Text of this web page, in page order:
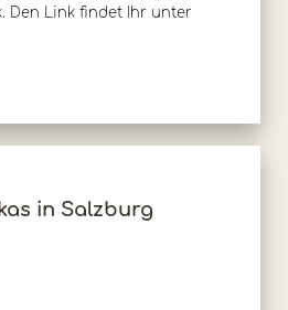
Den Link findet Ihr unter
in Salzburg